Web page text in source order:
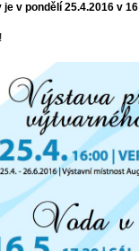
v pondělí 25.4.2016 v